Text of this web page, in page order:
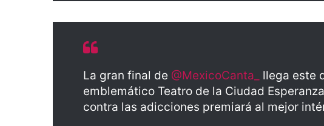
La gran final de @MexicoCanta_
llega este
emblemático Teatro de la Ciudad
contra las adicciones premiará al mejor